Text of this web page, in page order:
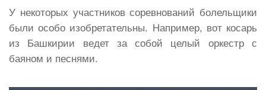
У некоторых участников соревнований болельщики
были особо изобретательны. Например, вот косарь
из Башкирии ведет за собой целый оркестр с
баяном и песнями.